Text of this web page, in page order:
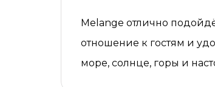
Melange отлично
отношение к гостям и
море, солнце, горы и